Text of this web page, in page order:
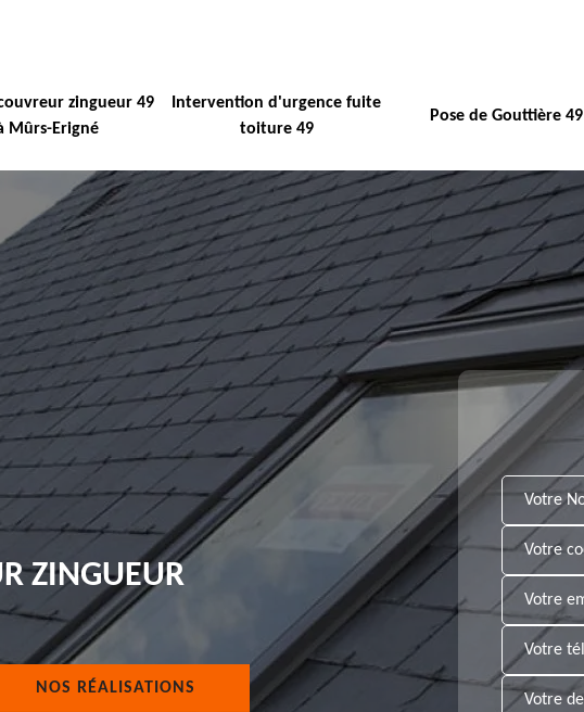
zingueur 49
Mûrs-Erigné
Intervention d'urgence fuite
toiture 49
Pose de Gouttière 49
ZINGUEUR
NOS RÉALISATIONS